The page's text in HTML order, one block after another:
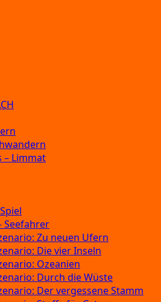
– Limmat
Seefahrer
Zu neuen Ufern
Die vier Inseln
Ozeanien
Durch die Wüste
Der vergessene Stamm